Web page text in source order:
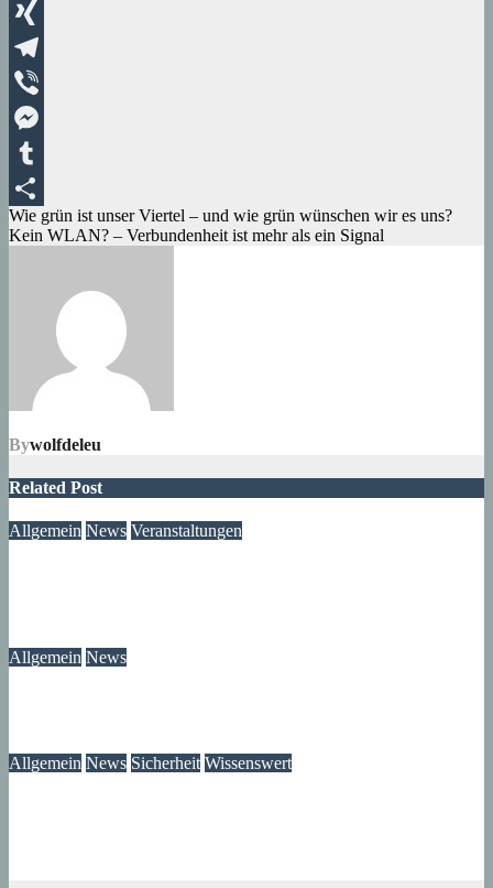
WhatsApp
XING
Telegram
Viber
Messenger
Tumblr
Teilen
Beitragsnavigation
Wie grün ist unser Viertel – und wie grün wünschen wir es uns?
Kein WLAN? – Verbundenheit ist mehr als ein Signal
Bywolfdeleu
Related Post
Allgemein News Veranstaltungen
Allgemein News
Allgemein News Sicherheit Wissenswert